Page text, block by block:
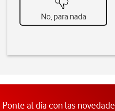
No, para nada
Ponte al día con las